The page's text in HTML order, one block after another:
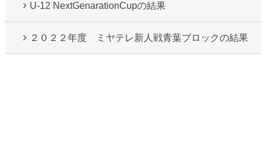
U-12 NextGenarationCupの結果
２０２２年度 ミヤテレ新人戦青葉ブロックの結果